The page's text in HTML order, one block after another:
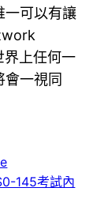
一可以有讓
界上任何一
會一視同
145考試內